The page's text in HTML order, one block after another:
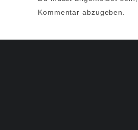
Kommentar abzugeben.